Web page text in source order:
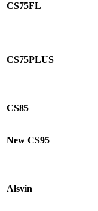
CS75FL
CS75PLUS
CS85
New CS95
Alsvin